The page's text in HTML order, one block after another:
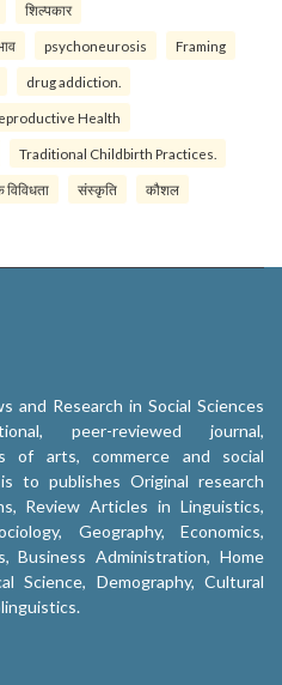
शिल्पकार
psychoneurosis Framing
drug addiction.
Health
Traditional Childbirth Practices.
संस्कृति कौशल
and Research in Social Sciences
peer-reviewed journal,
of arts, commerce and social
to publishes Original research
Review Articles in Linguistics,
Geography, Economics,
Business Administration, Home
Science, Demography, Cultural